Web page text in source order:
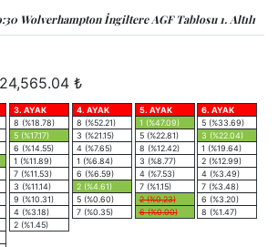
Wolverhampton İngiltere AGF Tablosu 1. Altılı
24,565.04 ₺
3. AYAK
8 (%18.78)
5 (%17.17)
6 (%14.55)
1 (%11.89)
7 (%11.53)
3 (%11.14)
9 (%10.31)
4 (%3.18)
2 (%1.45)
4. AYAK
8 (%52.21)
3 (%21.15)
4 (%7.65)
1 (%6.84)
6 (%6.59)
2 (%4.61)
5 (%0.60)
7 (%0.35)
5. AYAK
1 (%47.09)
5 (%22.81)
8 (%12.42)
3 (%8.77)
4 (%7.53)
7 (%1.15)
2 (%0.23)
6 (%0.00)
6. AYAK
5 (%33.69)
3 (%22.04)
1 (%19.64)
2 (%12.99)
4 (%3.49)
7 (%3.48)
6 (%3.20)
8 (%1.47)